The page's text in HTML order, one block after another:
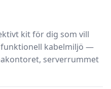
kitför dig som vill
funktionell kabelmiljö —
serverrummet